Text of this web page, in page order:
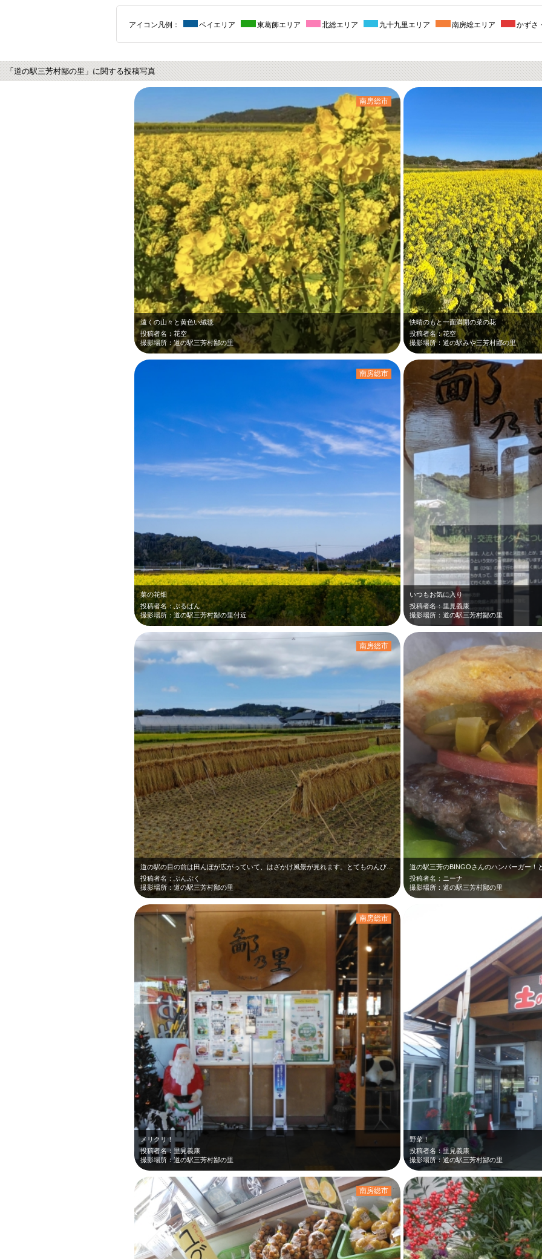
アイコン凡例： ベイエリア 東葛飾エリア 北総エリア 九十九里エリア 南房総エリア かずさ
「道の駅三芳村鄙の里」に関する投稿写真
遠くの山々と黄色い絨毯
投稿者名：花空
撮影場所：道の駅三芳村鄙の里
南房総市
快晴のもと一面満開の菜の花
投稿者名：花空
撮影場所：道の駅みや三芳村鄙の里
菜の花畑
投稿者名：ぶるばん
撮影場所：道の駅三芳村鄙の里付近
南房総市
いつもお気に入り
投稿者名：里見義康
撮影場所：道の駅三芳村鄙の里
投稿者名：ぶんぶく
撮影場所：道の駅三芳村鄙の里
南房総市
道の駅三芳のBINGOさんのハンバーガー！
投稿者名：ニーナ
撮影場所：道の駅三芳村鄙の里
メリクリ！
投稿者名：里見義康
撮影場所：道の駅三芳村鄙の里
南房総市
野菜！
投稿者名：里見義康
撮影場所：道の駅三芳村鄙の里
南房総市